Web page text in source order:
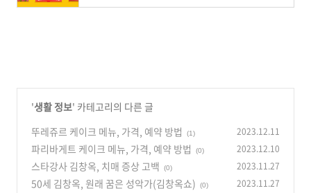
'생활 정보' 카테고리의 다른 글
뚜레쥬르 케이크 메뉴, 가격, 예약 방법
(1) 2023.12.11
파리바게트 케이크 메뉴, 가격, 예약 방법 (0) 2023.12.10
스타강사 김창옥, 치매 증상 고백 (0) 2023.11.27
50세 김창옥, 원래 꿈은 성악가(김창옥쇼) (0) 2023.11.27